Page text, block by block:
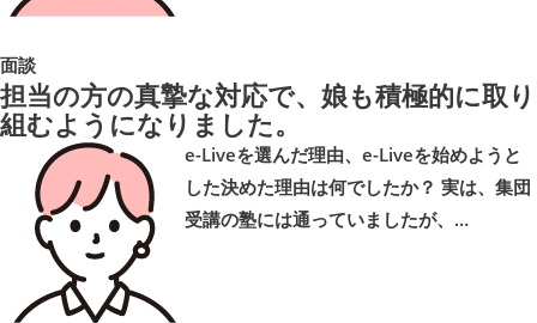
面談
担当の方の真摯な対応で、娘も積極的に取り
組むようになりました。
e-Liveを選んだ理由、e-Liveを始めようと
した決めた理由は何でしたか？ 実は、集団
受講の塾には通っていましたが、…